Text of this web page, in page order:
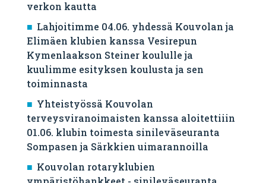
verkon kautta
Lahjoitimme 04.06. yhdessä Kouvolan ja
Elimäen klubien kanssa Vesirepun
Kymenlaakson Steiner koululle ja
kuulimme esityksen koulusta ja sen
toiminnasta
Yhteistyössä Kouvolan
terveysviranoimaisten kanssa aloitettiiin
01.06. klubin toimesta sinileväseuranta
Sompasen ja Särkkien uimarannoilla
Kouvolan rotaryklubien